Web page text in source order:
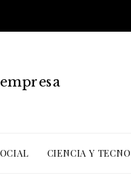
CIENCIA Y